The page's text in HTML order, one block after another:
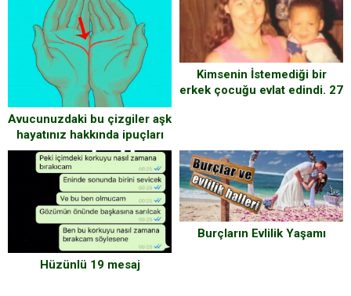
Avucunuzdaki bu çizgiler aşk
hayatınız hakkında ipuçları
veriyor
Kimsenin İstemediği bir
erkek çocuğu evlat edindi. 27
Hüzünlü 19 mesaj
Burçların Evlilik Yaşamı